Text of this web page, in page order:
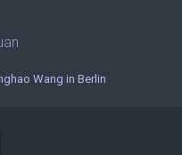
Wang in Berlin